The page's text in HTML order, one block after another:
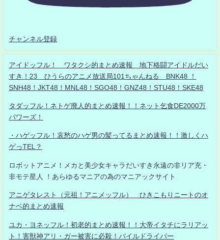
チャンネル登録
アイドッフル！ ワタクシ的まとめ速報 地下格闘アイドルだい
すき！23 ひうらのアニメ放送局101ちゃんねる BNK48 ！
SNH48！JKT48！MNL48！SGO48！GNZ48！STU48！SKE48
タダッフル！ネトゲ廃人的まとめ速報！！ネット乞食DE2000万
パワーズ！
・ハゲッフル！哀愁のハゲ男の髪ってるまとめ速報！！激しくハ
ゲっTEL？
ロボットアニメ！メカと美少女キャラだいすき永遠の非リア充・
非モテ星人 ！あらゆるマニアの為のマニアックサイト
アニゲタレスト（元祖！アニメッフル） ひきこもりニートのオ
ナベ的まとめ速報
ユカ・ヨネッフル！初老的まとめ速報！！大帝イタチにラリアッ
ト！害獣神アリ・ガー被害に必殺！パイルドライバー